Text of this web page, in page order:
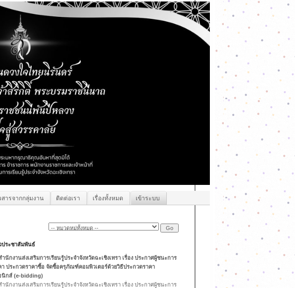
สารจากกลุ่มงาน ติดต่อเรา เรื่องทั้งหมด เข้าระบบ
ประชาสัมพันธ์
นักงานส่งเสริมการเรียนรู้ประจำจังหวัดฉะเชิงเทรา เรื่อง ประกาศผู้ชนะการ
า ประกวดราคาซื้อ จัดซื้อครุภัณฑ์คอมพิวเตอร์ด้วยวิธีประกวดราคา
นิกส์ (e-bidding)
นักงานส่งเสริมการเรียนรู้ประจำจังหวัดฉะเชิงเทรา เรื่อง ประกาศผู้ชนะการ